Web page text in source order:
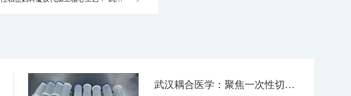
武汉耦合医学：聚焦一次性切口保护套OEM，深耕微创耗材定制代工领域